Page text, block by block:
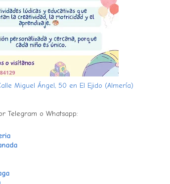
Miguel Ángel, 50 en El Ejido (Almería)
Telegram o Whatsapp: